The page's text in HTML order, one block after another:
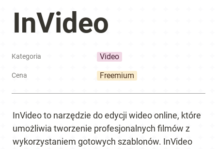
InVideo
Kategoria Video
Cena Freemium
InVideo to narzędzie do edycji wideo online, które
umożliwia tworzenie profesjonalnych filmów z
wykorzystaniem gotowych szablonów. InVideo